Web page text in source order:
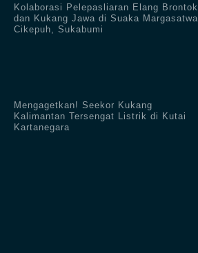
Kolaborasi Pelepasliaran Elang Brontok
dan Kukang Jawa di Suaka Margasatwa
Cikepuh, Sukabumi
Mengagetkan! Seekor Kukang
Kalimantan Tersengat Listrik di Kutai
Kartanegara